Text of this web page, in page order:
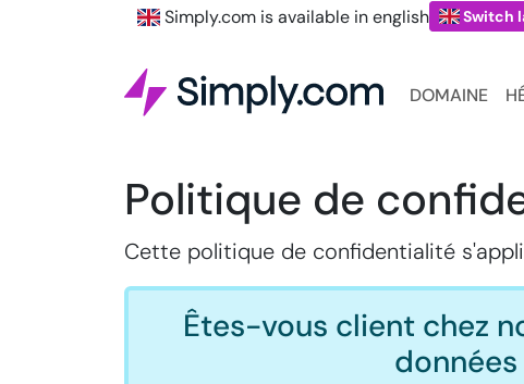
Simply.com is available in english Switch
DOMAINE
Politique de
Cette politique de confidentialité
Êtes-vous client chez